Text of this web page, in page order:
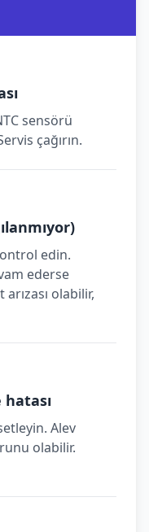
sensörü
çağırın.
edin.
ederse
olabilir,
Alev
olabilir.